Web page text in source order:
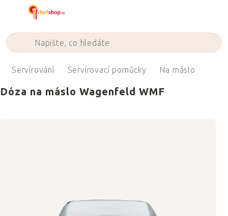
Servírování Servírovací pomůcky Na máslo
Dóza na máslo Wagenfeld WMF